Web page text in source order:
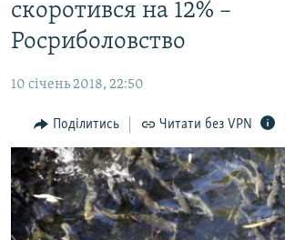
до
основної
Перейти
пошуку
ПОЛІТИКА
ІНТЕРВ'Ю
ВСЕ ЗА ДЕНЬ
СПЕЦПРОЕКТИ
ДЕПОРТАЦІЯ
ЯК ОБІЙТИ БЛОКУВАННЯ
скоротився на 12% –
Росриболовство
10 січень 2018, 22:50
Поділитись Читати без VPN